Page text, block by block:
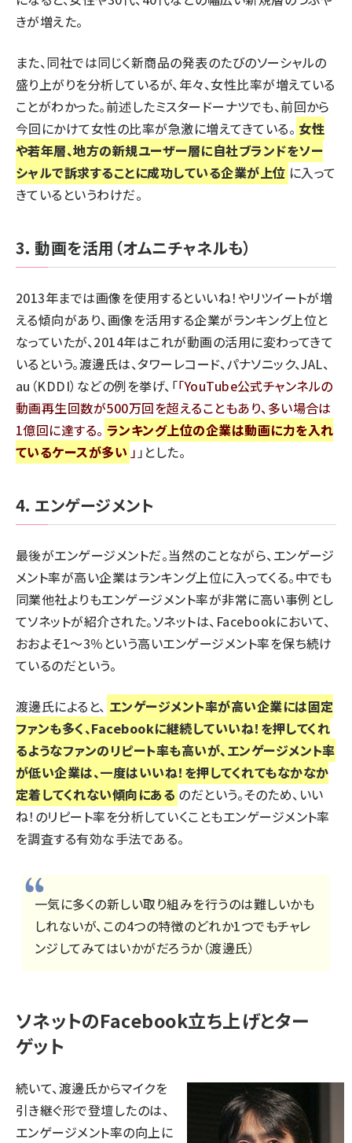
きが増えた。
また、同社では同じく新商品の発表のたびのソーシャルの
盛り上がりを分析しているが、年々、女性比率が増えている
ことがわかった。前述したミスタードーナツでも、前回から
今回にかけて女性の比率が急激に増えてきている。 女性
や若年層、地方の新規ユーザー層に自社ブランドをソー
シャルで訴求することに成功している企業が上位 に入って
きているというわけだ。
3. 動画を活用（オムニチャネルも）
2013年までは画像を使用するといいね！やリツイートが増
える傾向があり、画像を活用する企業がランキング上位と
なっていたが、2014年はこれが動画の活用に変わってきて
いるという。渡邊氏は、タワーレコード、パナソニック、JAL、
au（KDDI）などの例を挙げ、「 YouTube公式チャンネルの
動画再生回数が500万回を超えることもあり、多い場合は
1億回に達する。 ランキング上位の企業は動画に力を入れ
ているケースが多い
」とした。
4. エンゲージメント
最後がエンゲージメントだ。当然のことながら、エンゲージ
メント率が高い企業はランキング上位に入ってくる。中でも
同業他社よりもエンゲージメント率が非常に高い事例とし
てソネットが紹介された。ソネットは、Facebookにおいて、
おおよそ1～3％という高いエンゲージメント率を保ち続け
ているのだという。
渡邊氏によると、 エンゲージメント率が高い企業には固定
ファンも多く、Facebookに継続していいね！を押してくれ
るようなファンのリピート率も高いが、エンゲージメント率
が低い企業は、一度はいいね！を押してくれてもなかなか
定着してくれない傾向にある のだという。そのため、いい
ね！のリピート率を分析していくこともエンゲージメント率
を調査する有効な手法である。
一気に多くの新しい取り組みを行うのは難しいかも
しれないが、この4つの特徴のどれか1つでもチャレ
ンジしてみてはいかがだろうか（渡邊氏）
ソネットのFacebook立ち上げとター
ゲット
続いて、渡邊氏からマイクを
引き継ぐ形で登壇したのは、
エンゲージメント率の向上に